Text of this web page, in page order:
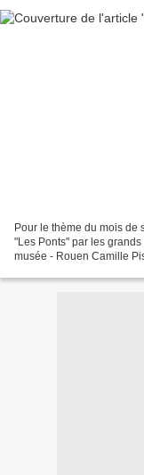
Pour le thème du mois de
"Les Ponts" par les
musée - Rouen Camille